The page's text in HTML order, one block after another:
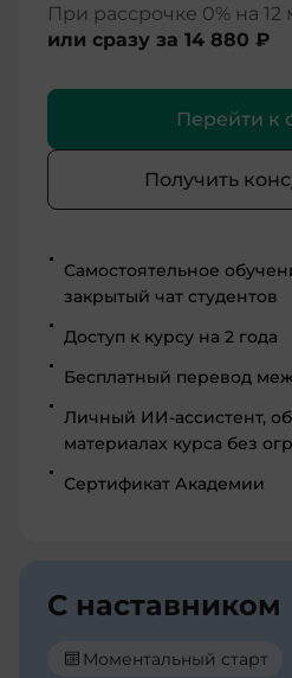
При рассрочке 0% на 12
или сразу за 14 880 ₽
Перейти к
Получить
Самостоятельное
закрытый чат студентов
Доступ к курсу на 2 года
Бесплатный перевод
Личный ИИ-ассистент,
материалах курса без
Сертификат Академии
С наставником
Моментальный старт